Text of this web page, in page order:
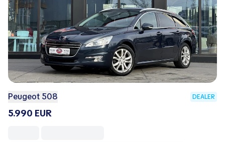
Peugeot 508 DEALER
5.990 EUR